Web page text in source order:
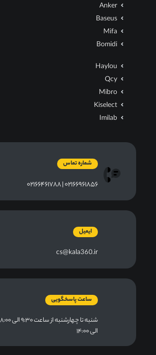
Anker
Baseus
Mifa
Bomidi
Haylou
Qcy
Mibro
Kiselect
Imilab
شماره تماس
۰۲۱۶۶۹۶۱۸۵۶ | ۰۲۱۶۶۴۶۱۷۸۸
ایمیل
cs@kala360.ir
ساعت پاسخگویی
الی ۱۴:۰۰